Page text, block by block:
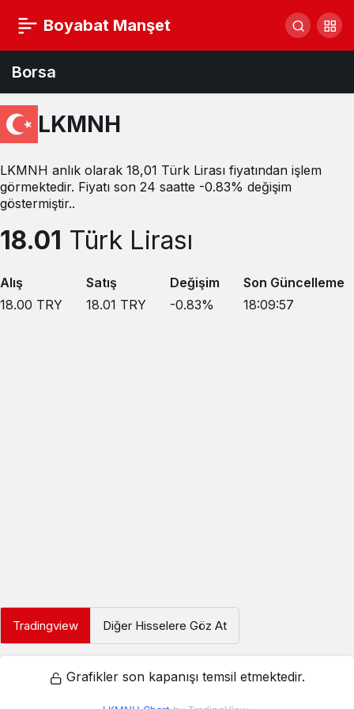
Boyabat Manşet
Borsa
LKMNH
LKMNH anlık olarak 18,01 Türk Lirası fiyatından işlem
görmektedir. Fiyatı son 24 saatte -0.83% değişim
göstermiştir..
18.01 Türk Lirası
Alış
18.00 TRY
Satış
18.01 TRY
Değişim
-0.83%
Son Güncelleme
18:09:57
Tradingview Diğer Hisselere Göz At
Grafikler son kapanışı temsil etmektedir.